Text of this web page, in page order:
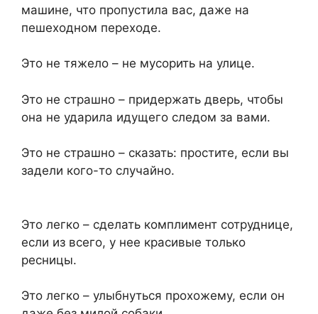
машине, что пропустила вас, даже на
пешеходном переходе.
Это не тяжело – не мусорить на улице.
Это не страшно – придержать дверь, чтобы
она не ударила идущего следом за вами.
Это не страшно – сказать: простите, если вы
задели кого-то случайно.
Это легко – сделать комплимент сотруднице,
если из всего, у нее красивые только
ресницы.
Это легко – улыбнуться прохожему, если он